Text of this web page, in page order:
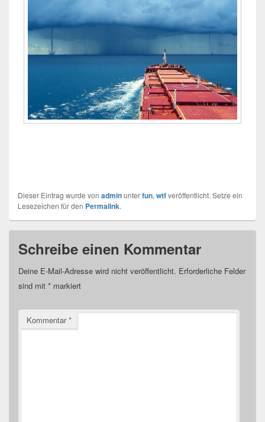
Dieser Eintrag wurde von adminunterfun, wtfveröffentlicht. Setze ein
Lesezeichen für den Permalink.
Schreibe einen Kommentar
Deine E-Mail-Adresse wird nicht veröffentlicht. Erforderliche Felder
sind mit * markiert
Kommentar*